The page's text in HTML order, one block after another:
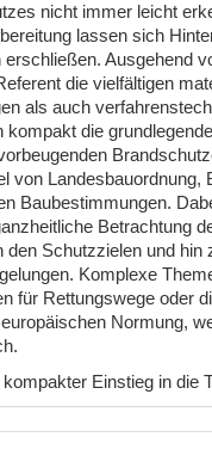
nicht immer leicht
lassen sich
erschließen. Ausgehend
die vielfältigen
als auch
kompakt die
von Landesbauordnung,
Baubestimmungen.
Betrachtung
den Schutzzielen und hin
Komplexe
für Rettungswege oder
Normung,
kompakter Einstieg in die